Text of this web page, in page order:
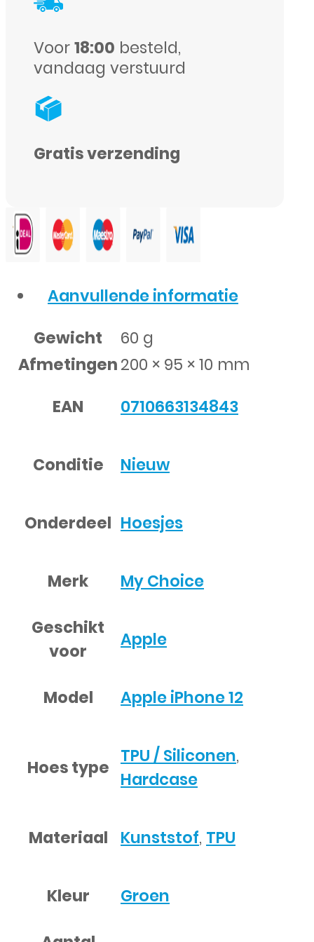
Groen
aantal
Voor18:00 besteld,
vandaag verstuurd
Gratis verzending
Aanvullende informatie
Gewicht
60 g
Afmetingen200 × 95 × 10 mm
EAN
0710663134843
Conditie Nieuw
Onderdeel Hoesjes
Merk My Choice
Geschikt
voor
Apple
Model Apple iPhone 12
Hoes type
TPU / Siliconen,
Hardcase
Materiaal Kunststof, TPU
Kleur Groen